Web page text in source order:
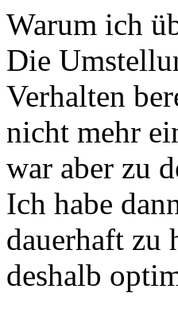
Warum ich
Die
Verhalten
nicht mehr
war aber zu
Ich habe
dauerhaft zu
deshalb